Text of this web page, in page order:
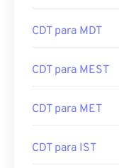
CDT para MDT
CDT para MEST
CDT para MET
CDT para IST